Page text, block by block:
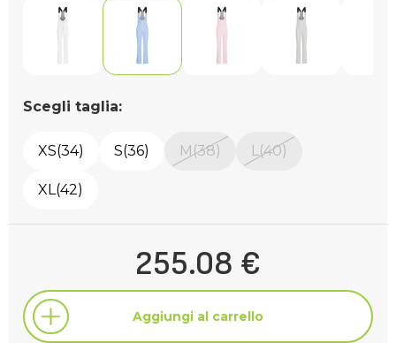
Scegli taglia:
XS(34) S(36) M(38) L(40)
XL(42)
255.08 €
Aggiungi al carrello